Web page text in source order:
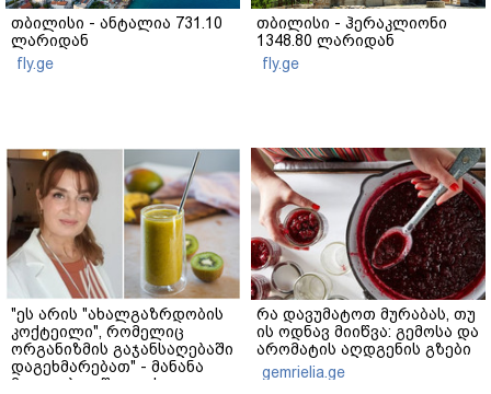
თბილისი - ანტალია 731.10
ლარიდან
fly.ge
თბილისი - ჰერაკლიონი
1348.80 ლარიდან
fly.ge
"ეს არის "ახალგაზრდობის
კოქტეილი", რომელიც
ორგანიზმის გაჯანსაღებაში
დაგეხმარებათ" - მანანა
მგალობლიშვილის
რა დავუმატოთ მურაბას, თუ
ის ოდნავ მიიწვა: გემოსა და
არომატის აღდგენის გზები
gemrielia.ge